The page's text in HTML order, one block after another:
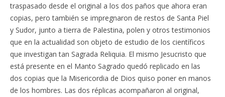
traspasado desde el original a los dos paños que ahora eran
copias, pero también se impregnaron de restos de Santa Piel
y Sudor, junto a tierra de Palestina, polen y otros testimonios
que en la actualidad son objeto de estudio de los científicos
que investigan tan Sagrada Reliquia. El mismo Jesucristo que
está presente en el Manto Sagrado quedó replicado en las
dos copias que la Misericordia de Dios quiso poner en manos
de los hombres. Las dos réplicas acompañaron al original,